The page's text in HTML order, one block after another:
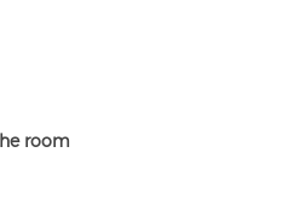
room